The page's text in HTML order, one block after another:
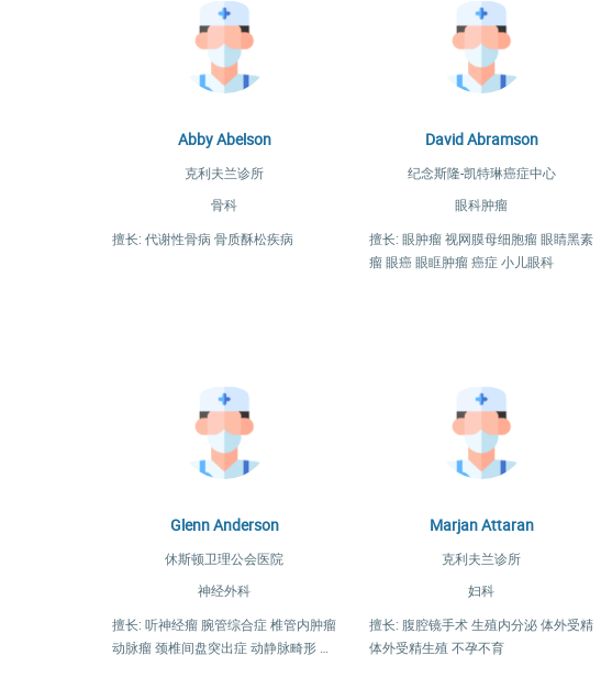
Abby Abelson
克利夫兰诊所
骨科
擅长: 代谢性骨病 骨质酥松疾病
David Abramson
纪念斯隆-凯特琳癌症中心
眼科肿瘤
擅长: 眼肿瘤 视网膜母细胞瘤 眼睛黑素
瘤 眼癌 眼眶肿瘤 癌症 小儿眼科
Glenn Anderson
休斯顿卫理公会医院
神经外科
擅长: 听神经瘤 腕管综合症 椎管内肿瘤
动脉瘤 颈椎间盘突出症 动静脉畸形 脑
Marjan Attaran
克利夫兰诊所
妇科
擅长: 腹腔镜手术 生殖内分泌 体外受精
体外受精生殖 不孕不育